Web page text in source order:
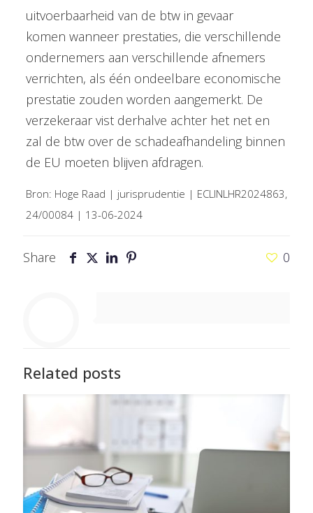
uitvoerbaarheid van de btw in gevaar
komen wanneer prestaties, die verschillende
ondernemers aan verschillende afnemers
verrichten, als één ondeelbare economische
prestatie zouden worden aangemerkt. De
verzekeraar vist derhalve achter het net en
zal de btw over de schadeafhandeling binnen
de EU moeten blijven afdragen.
Bron: Hoge Raad | jurisprudentie | ECLINLHR2024863,
24/00084 | 13-06-2024
Share 0
Related posts